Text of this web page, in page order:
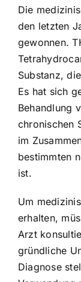
Die
den letzten
gewonnen.
Substanz,
Es hat sich
Behandlung
chronischen
im
bestimmten
ist.
Um
erhalten,
Arzt
gründliche
Diagnose